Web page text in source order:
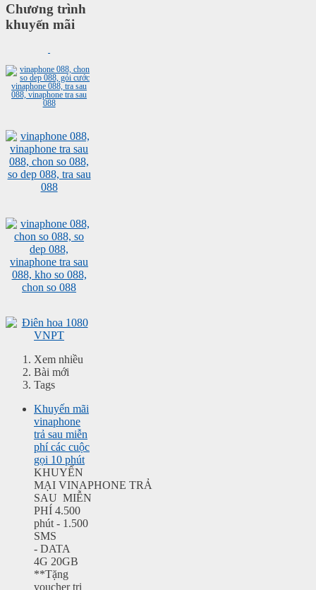
Chương trình
khuyến mãi
Xem nhiều
Bài mới
Tags
Khuyến mãi
vinaphone
trả sau miễn
phí các cuộc
gọi 10 phút
KHUYẾN
MẠI VINAPHONE TRẢ
SAU MIỄN
PHÍ 4.500
phút - 1.500
SMS
- DATA
4G 20GB
**Tặng
voucher trị